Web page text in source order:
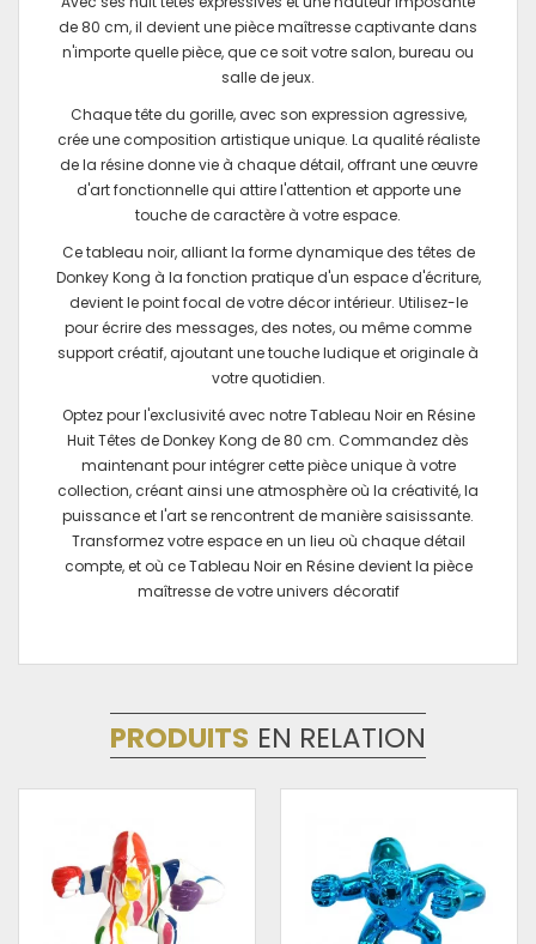
de 80 cm, il devient une pièce maîtresse captivante dans
n'importe quelle pièce, que ce soit votre salon, bureau ou
salle de jeux.
Chaque tête du gorille, avec son expression agressive,
crée une composition artistique unique. La qualité réaliste
de la résine donne vie à chaque détail, offrant une œuvre
d'art fonctionnelle qui attire l'attention et apporte une
touche de caractère à votre espace.
Ce tableau noir, alliant la forme dynamique des têtes de
Donkey Kong à la fonction pratique d'un espace d'écriture,
devient le point focal de votre décor intérieur. Utilisez-le
pour écrire des messages, des notes, ou même comme
support créatif, ajoutant une touche ludique et originale à
votre quotidien.
Optez pour l'exclusivité avec notre Tableau Noir en Résine
Huit Têtes de Donkey Kong de 80 cm. Commandez dès
maintenant pour intégrer cette pièce unique à votre
collection, créant ainsi une atmosphère où la créativité, la
puissance et l'art se rencontrent de manière saisissante.
Transformez votre espace en un lieu où chaque détail
compte, et où ce Tableau Noir en Résine devient la pièce
maîtresse de votre univers décoratif
PRODUITS EN RELATION